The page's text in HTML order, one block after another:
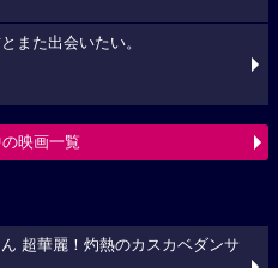
また出会いたい。
映画一覧
超華麗！灼熱のカスカベダンサ